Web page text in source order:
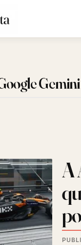
Gemini
A